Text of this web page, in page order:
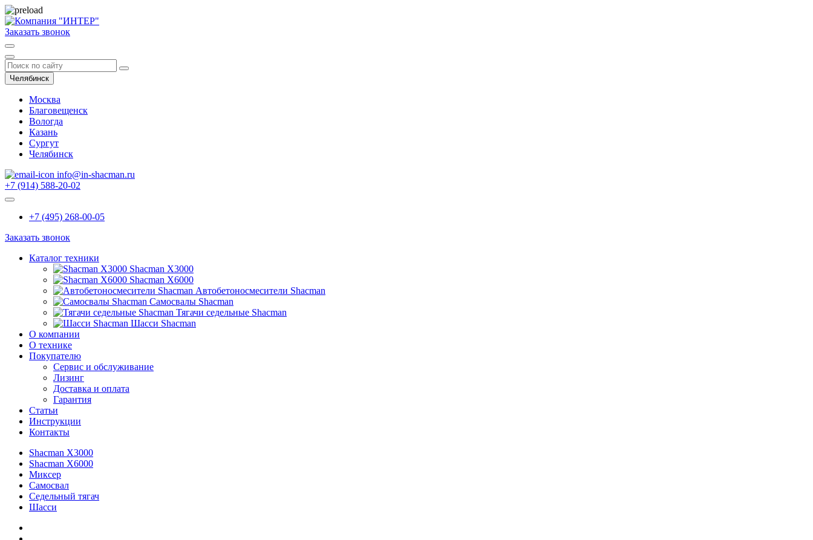
Заказать звонок
Челябинск
Москва
Благовещенск
Вологда
Казань
Сургут
Челябинск
info@in-shacman.ru
+7 (914) 588-20-02
+7 (495) 268-00-05
Заказать звонок
Каталог техники
Shacman X3000
Shacman X6000
Автобетоносмесители Shacman
Самосвалы Shacman
Тягачи седельные Shacman
Шасси Shacman
О компании
О технике
Покупателю
Сервис и обслуживание
Лизинг
Доставка и оплата
Гарантия
Статьи
Инструкции
Контакты
Shacman X3000
Shacman X6000
Миксер
Самосвал
Седельный тягач
Шасси